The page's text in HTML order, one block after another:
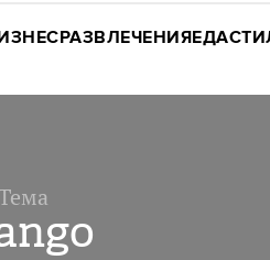
РАЗВЛЕЧЕНИЯЕДА